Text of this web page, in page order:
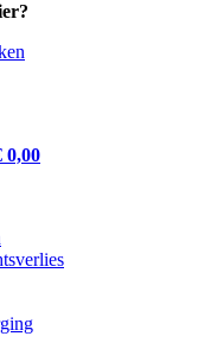
0,00